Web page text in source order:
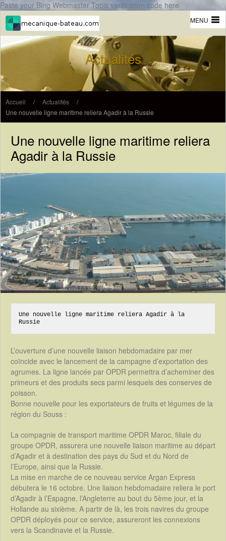
Paste your Bing Webmaster Tools verification code here
MENU
Actualités
Accueil / Actualités
/
Une nouvelle ligne maritime reliera Agadir à la Russie
Une nouvelle ligne maritime reliera
Agadir à la Russie
Une nouvelle ligne maritime reliera Agadir à la
Russie
L’ouverture d’une nouvelle liaison hebdomadaire par mer
coïncide avec le lancement de la campagne d’exportation des
agrumes. La ligne lancée par OPDR permettra d’acheminer des
primeurs et des produits secs parmi lesquels des conserves de
poisson.
Bonne nouvelle pour les exportateurs de fruits et légumes de la
région du Souss :
La compagnie de transport maritime OPDR Maroc, filiale du
groupe OPDR, assurera une nouvelle liaison maritime au départ
d’Agadir et à destination des pays du Sud et du Nord de
l’Europe, ainsi que la Russie.
La mise en marche de ce nouveau service Argan Express
débutera le 16 octobre. Une liaison hebdomadaire reliera le port
d’Agadir à l’Espagne, l’Angleterre au bout du 5ème jour, et la
Hollande au sixième. A partir de là, les trois navires du groupe
OPDR déployés pour ce service, assureront les connexions
vers la Scandinavie et la Russie.